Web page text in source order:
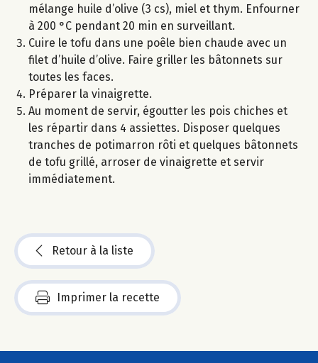
mélange huile d’olive (3 cs), miel et thym. Enfourner
à 200 °C pendant 20 min en surveillant.
Cuire le tofu dans une poêle bien chaude avec un
filet d’huile d’olive. Faire griller les bâtonnets sur
toutes les faces.
Préparer la vinaigrette.
Au moment de servir, égoutter les pois chiches et
les répartir dans 4 assiettes. Disposer quelques
tranches de potimarron rôti et quelques bâtonnets
de tofu grillé, arroser de vinaigrette et servir
immédiatement.
Retour à la liste
Imprimer la recette